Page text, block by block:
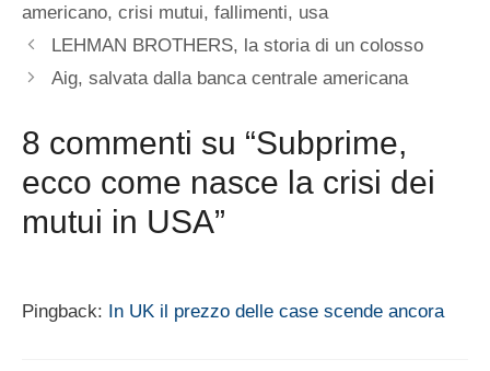
americano, crisi mutui, fallimenti, usa
LEHMAN BROTHERS, la storia di un colosso
Aig, salvata dalla banca centrale americana
8 commenti su “Subprime,
ecco come nasce la crisi dei
mutui in USA”
Pingback: In UK il prezzo delle case scende ancora